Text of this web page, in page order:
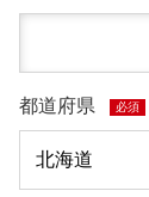
都道府県 必須